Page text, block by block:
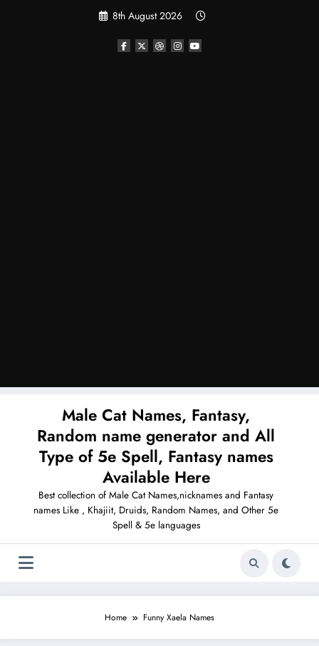
8th August 2026
Male Cat Names, Fantasy,
Random name generator and All
Type of 5e Spell, Fantasy names
Available Here
Best collection of Male Cat Names,nicknames and Fantasy
names Like , Khajiit, Druids, Random Names, and Other 5e
Spell & 5e languages
Home Funny Xaela Names